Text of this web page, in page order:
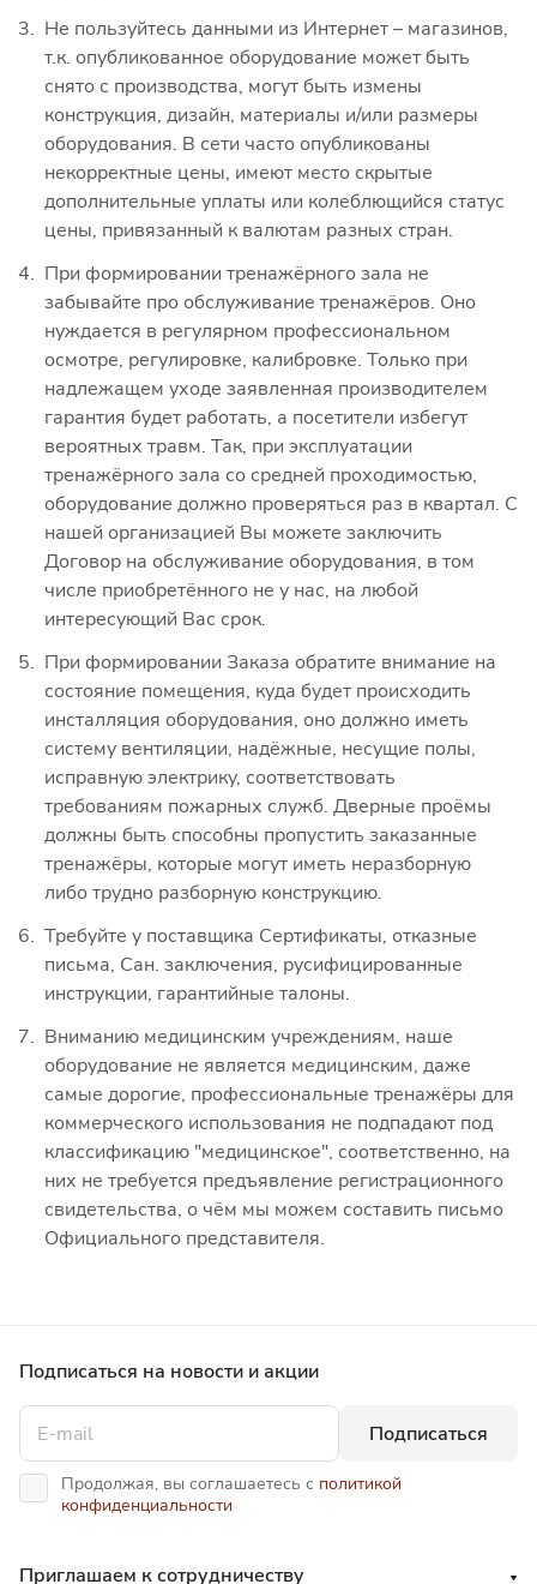
Не пользуйтесь данными из Интернет – магазинов,
т.к. опубликованное оборудование может быть
снято с производства, могут быть измены
конструкция, дизайн, материалы и/или размеры
оборудования. В сети часто опубликованы
некорректные цены, имеют место скрытые
дополнительные уплаты или колеблющийся статус
цены, привязанный к валютам разных стран.
При формировании тренажёрного зала не
забывайте про обслуживание тренажёров. Оно
нуждается в регулярном профессиональном
осмотре, регулировке, калибровке. Только при
надлежащем уходе заявленная производителем
гарантия будет работать, а посетители избегут
вероятных травм. Так, при эксплуатации
тренажёрного зала со средней проходимостью,
оборудование должно проверяться раз в квартал. С
нашей организацией Вы можете заключить
Договор на обслуживание оборудования, в том
числе приобретённого не у нас, на любой
интересующий Вас срок.
При формировании Заказа обратите внимание на
состояние помещения, куда будет происходить
инсталляция оборудования, оно должно иметь
систему вентиляции, надёжные, несущие полы,
исправную электрику, соответствовать
требованиям пожарных служб. Дверные проёмы
должны быть способны пропустить заказанные
тренажёры, которые могут иметь неразборную
либо трудно разборную конструкцию.
Требуйте у поставщика Сертификаты, отказные
письма, Сан. заключения, русифицированные
инструкции, гарантийные талоны.
Вниманию медицинским учреждениям, наше
оборудование не является медицинским, даже
самые дорогие, профессиональные тренажёры для
коммерческого использования не подпадают под
классификацию "медицинское", соответственно, на
них не требуется предъявление регистрационного
свидетельства, о чём мы можем составить письмо
Официального представителя.
Подписаться на новости и акции
Подписаться
Продолжая, вы соглашаетесь с политикой
конфиденциальности
Приглашаем к сотрудничеству